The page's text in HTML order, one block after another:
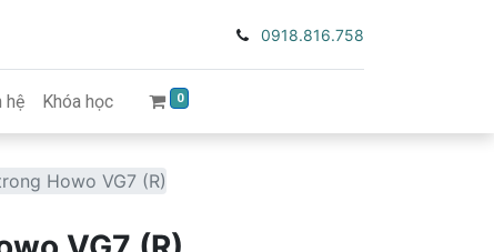
0918.816.758
hệ Khóa học 0
Howo VG7 (R)